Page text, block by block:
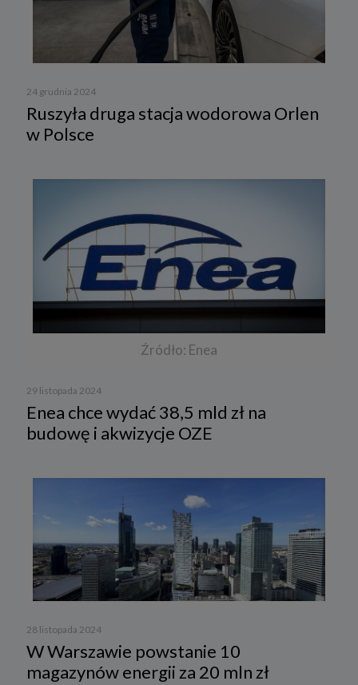
24 grudnia 2024
Ruszyła druga stacja wodorowa Orlen
w Polsce
Źródło: Enea
29 listopada 2024
Enea chce wydać 38,5 mld zł na
budowę i akwizycje OZE
28 listopada 2024
W Warszawie powstanie 10
magazynów energii za 20 mln zł